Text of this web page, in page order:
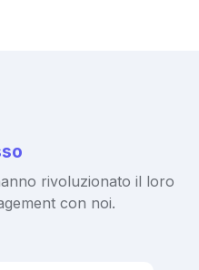
rivoluzionato il loro
con noi.